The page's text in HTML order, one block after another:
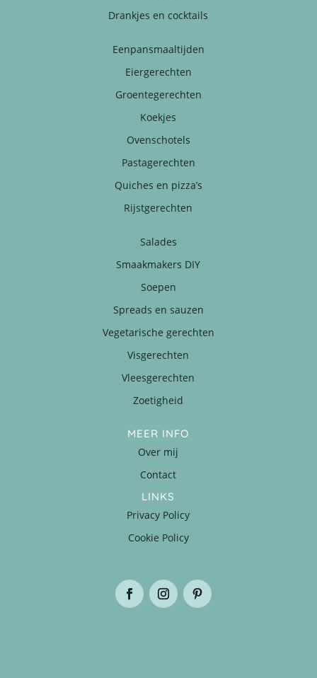
Drankjes en cocktails
Eenpansmaaltijden
Eiergerechten
Groentegerechten
Koekjes
Ovenschotels
Pastagerechten
Quiches en pizza’s
Rijstgerechten
Salades
Smaakmakers DIY
Soepen
Spreads en sauzen
Vegetarische gerechten
Visgerechten
Vleesgerechten
Zoetigheid
MEER INFO
Over mij
Contact
LINKS
Privacy Policy
Cookie Policy